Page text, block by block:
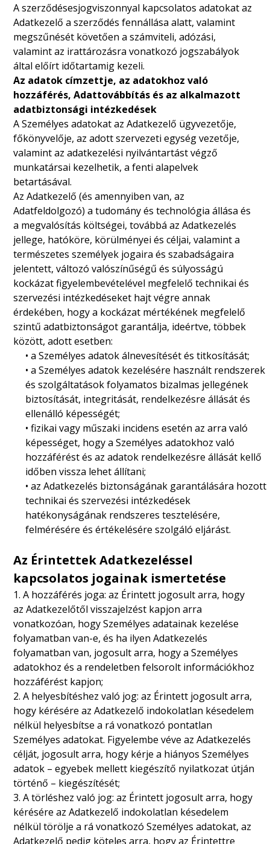
A szerződésesjogviszonnyal kapcsolatos adatokat az
Adatkezelő a szerződés fennállása alatt, valamint
megszűnését követően a számviteli, adózási,
valamint az irattározásra vonatkozó jogszabályok
által előírt időtartamig kezeli.
Az adatok címzettje, az adatokhoz való
hozzáférés, Adattovábbítás és az alkalmazott
adatbiztonsági intézkedések
A Személyes adatokat az Adatkezelő ügyvezetője,
főkönyvelője, az adott szervezeti egység vezetője,
valamint az adatkezelési nyilvántartást végző
munkatársai kezelhetik, a fenti alapelvek
betartásával.
Az Adatkezelő (és amennyiben van, az
Adatfeldolgozó) a tudomány és technológia állása és
a megvalósítás költségei, továbbá az Adatkezelés
jellege, hatóköre, körülményei és céljai, valamint a
természetes személyek jogaira és szabadságaira
jelentett, változó valószínűségű és súlyosságú
kockázat figyelembevételével megfelelő technikai és
szervezési intézkedéseket hajt végre annak
érdekében, hogy a kockázat mértékének megfelelő
szintű adatbiztonságot garantálja, ideértve, többek
között, adott esetben:
• a Személyes adatok álnevesítését és titkosítását;
• a Személyes adatok kezelésére használt rendszerek
és szolgáltatások folyamatos bizalmas jellegének
biztosítását, integritását, rendelkezésre állását és
ellenálló képességét;
• fizikai vagy műszaki incidens esetén az arra való
képességet, hogy a Személyes adatokhoz való
hozzáférést és az adatok rendelkezésre állását kellő
időben vissza lehet állítani;
• az Adatkezelés biztonságának garantálására hozott
technikai és szervezési intézkedések
hatékonyságának rendszeres tesztelésére,
felmérésére és értékelésére szolgáló eljárást.
Az Érintettek Adatkezeléssel
kapcsolatos jogainak ismertetése
1. A hozzáférés joga: az Érintett jogosult arra, hogy
az Adatkezelőtől visszajelzést kapjon arra
vonatkozóan, hogy Személyes adatainak kezelése
folyamatban van-e, és ha ilyen Adatkezelés
folyamatban van, jogosult arra, hogy a Személyes
adatokhoz és a rendeletben felsorolt információkhoz
hozzáférést kapjon;
2. A helyesbítéshez való jog: az Érintett jogosult arra,
hogy kérésére az Adatkezelő indokolatlan késedelem
nélkül helyesbítse a rá vonatkozó pontatlan
Személyes adatokat. Figyelembe véve az Adatkezelés
célját, jogosult arra, hogy kérje a hiányos Személyes
adatok – egyebek mellett kiegészítő nyilatkozat útján
történő – kiegészítését;
3. A törléshez való jog: az Érintett jogosult arra, hogy
kérésére az Adatkezelő indokolatlan késedelem
nélkül törölje a rá vonatkozó Személyes adatokat, az
Adatkezelő pedig köteles arra, hogy az Érintettre